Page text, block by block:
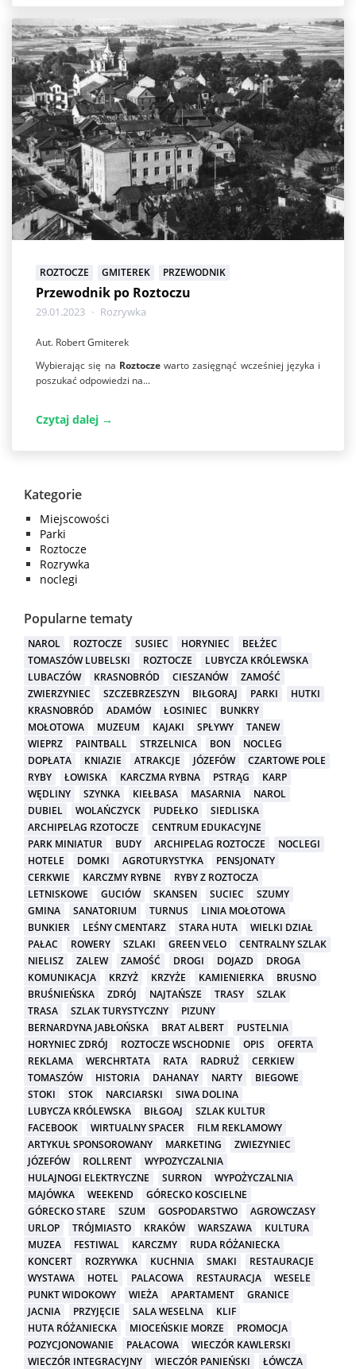
ROZTOCZE GMITEREK PRZEWODNIK
Przewodnik po Roztoczu
29.01.2023 Rozrywka
Aut. Robert Gmiterek
Wybierając się na Roztoczewarto zasięgnąć wcześniej języka i
poszukać odpowiedzi na...
Czytaj dalej →
Kategorie
Miejscowości
Parki
Roztocze
Rozrywka
noclegi
Popularne tematy
NAROL ROZTOCZE SUSIEC HORYNIEC
BEŁŻEC
TOMASZÓW LUBELSKI
ROZTOCZE
LUBYCZA KRÓLEWSKA
LUBACZÓW
KRASNOBRÓD CIESZANÓW
ZAMOŚĆ
ZWIERZYNIEC
SZCZEBRZESZYN BIŁGORAJ PARKI
HUTKI
KRASNOBRÓD
ADAMÓW ŁOSINIEC
BUNKRY
MOŁOTOWA
MUZEUM KAJAKI SPŁYWY
TANEW
WIEPRZ
PAINTBALL STRZELNICA BON
NOCLEG
DOPŁATA
KNIAZIE ATRAKCJE JÓZEFÓW
CZARTOWE POLE
RYBY
ŁOWISKA KARCZMA RYBNA PSTRĄG
KARP
WĘDLINY
SZYNKA KIEŁBASA MASARNIA
NAROL
DUBIEL
WOLAŃCZYCK PUDEŁKO
SIEDLISKA
ARCHIPELAG RZOTOCZE
CENTRUM EDUKACYJNE
PARK MINIATUR
BUDY ARCHIPELAG ROZTOCZE
NOCLEGI
HOTELE
DOMKI AGROTURYSTYKA
PENSJONATY
CERKWIE
KARCZMY RYBNE
RYBY Z ROZTOCZA
LETNISKOWE
GUCIÓW SKANSEN SUCIEC
SZUMY
GMINA
SANATORIUM TURNUS
LINIA MOŁOTOWA
BUNKIER
LEŚNY CMENTARZ STARA HUTA
WIELKI DZIAŁ
PAŁAC
ROWERY SZLAKI GREEN VELO
CENTRALNY SZLAK
NIELISZ
ZALEW ZAMOŚĆ DROGI DOJAZD
DROGA
KOMUNIKACJA
KRZYŻ KRZYŻE KAMIENIERKA
BRUSNO
BRUŚNIEŃSKA
ZDRÓJ NAJTAŃSZE TRASY
SZLAK
TRASA
SZLAK TURYSTYCZNY
PIZUNY
BERNARDYNA JABŁOŃSKA
BRAT ALBERT
PUSTELNIA
HORYNIEC ZDRÓJ
ROZTOCZE WSCHODNIE OPIS
OFERTA
REKLAMA
WERCHRTATA RATA RADRUŻ
CERKIEW
TOMASZÓW
HISTORIA DAHANAY NARTY
BIEGOWE
STOKI
STOK NARCIARSKI
SIWA DOLINA
LUBYCZA KRÓLEWSKA
BIŁGOAJ
SZLAK KULTUR
FACEBOOK
WIRTUALNY SPACER
FILM REKLAMOWY
ARTYKUŁ SPONSOROWANY
MARKETING
ZWIEZYNIEC
JÓZEFÓW
ROLLRENT
WYPOZYCZALNIA
HULAJNOGI ELEKTRYCZNE
SURRON
WYPOŻYCZALNIA
MAJÓWKA
WEEKEND
GÓRECKO KOSCIELNE
GÓRECKO STARE
SZUM GOSPODARSTWO
AGROWCZASY
URLOP
TRÓJMIASTO KRAKÓW WARSZAWA
KULTURA
MUZEA
FESTIWAL KARCZMY
RUDA RÓŻANIECKA
KONCERT
ROZRYWKA KUCHNIA SMAKI
RESTAURACJE
WYSTAWA
HOTEL PALACOWA RESTAURACJA
WESELE
PUNKT WIDOKOWY
WIEŻA APARTAMENT
GRANICE
JACNIA
PRZYJĘCIE SALA WESELNA
KLIF
HUTA RÓŻANIECKA
MIOCEŃSKIE MORZE
PROMOCJA
POZYCJONOWANIE
PAŁACOWA
WIECZÓR KAWLERSKI
WIECZÓR INTEGRACYJNY
WIECZÓR PANIEŃSKI ŁÓWCZA